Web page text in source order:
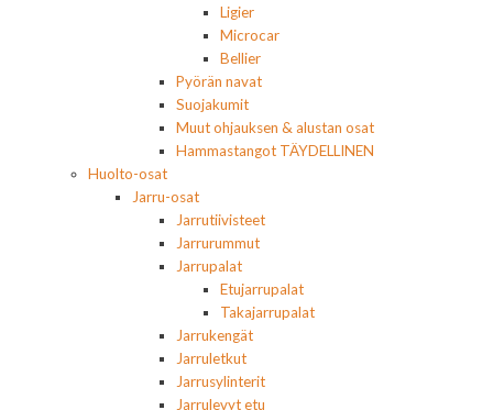
Ligier
Microcar
Bellier
Pyörän navat
Suojakumit
Muut ohjauksen & alustan osat
Hammastangot TÄYDELLINEN
Huolto-osat
Jarru-osat
Jarrutiivisteet
Jarrurummut
Jarrupalat
Etujarrupalat
Takajarrupalat
Jarrukengät
Jarruletkut
Jarrusylinterit
Jarrulevyt etu